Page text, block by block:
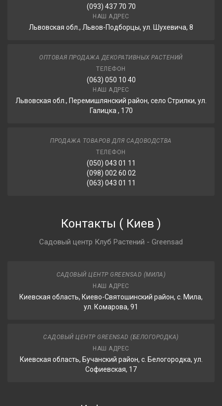
(093) 437 70 70
НАШ АДРЕС
Львовская обл., Львов-Подборцы, ул. Шухевича, 8
ОПТОВАЯ ПРОДАЖА ДЕКОРАТИВНЫХ РАСТЕНИЙ
ТЕЛЕФОН
(063) 050 10 40
НАШ АДРЕС
Львовская обл., Перемишлянский район, село Стрилки, ул.
Галицка , 170
ПРОДАЖА ТОВАРОВ ДЛЯ САДОВОДСТВА
ТЕЛЕФОН
(050) 043 01 11
(098) 002 60 02
(063) 043 01 11
Контакты ( Киев )
Садовый центр Клуб Растений - Greensad
САДОВЫЙ ЦЕНТР GREENSAD (МИЛА)
НАШ АДРЕС
Киевская область, Киево-Святошинский район, с. Мила,
ул. Комарова, 91
САДОВЫЙ ЦЕНТР GREENSAD (БЕЛОГОРОДКА)
НАШ АДРЕС
Киевская область, Бучанский район, с. Белогородка, ул.
Софиевская, 17